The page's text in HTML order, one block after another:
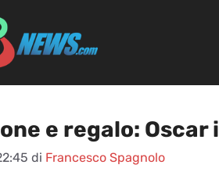
e regalo: Oscar
di Francesco Spagnolo